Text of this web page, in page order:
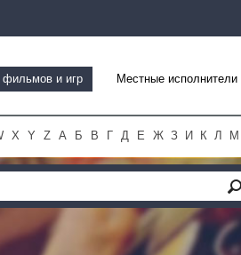
фильмов и игр Местные исполнители
X Y Z А Б В Г Д Е Ж З И К Л М